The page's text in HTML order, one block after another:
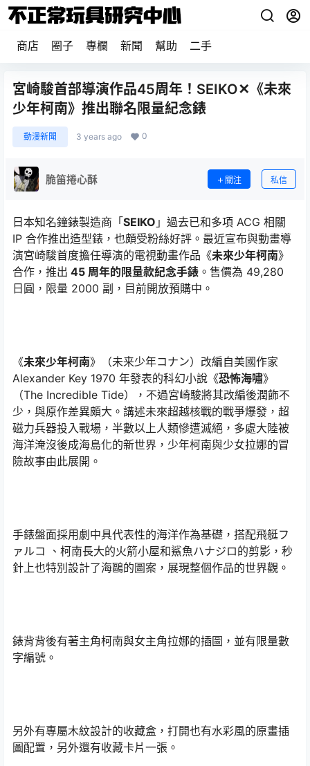
商店 圈子 專欄 新聞 幫助 二手
宮崎駿首部導演作品45周年！SEIKO✕《未來
少年柯南》推出聯名限量紀念錶
動漫新聞 3 years ago 0
脆笛捲心酥 關注 私信
日本知名鐘錶製造商「SEIKO 」過去已和多項 ACG 相關
IP 合作推出造型錶，也頗受粉絲好評。最近宣布與動畫導
演宮崎駿首度擔任導演的電視動畫作品《未來少年柯南》
合作，推出 45 周年的限量款紀念手錶 。售價為 49,280
日圓，限量 2000 副，目前開放預購中。
《未來少年柯南》（未来少年コナン）改編自美國作家
Alexander Key 1970 年發表的科幻小說《恐怖海嘯》
（The Incredible Tide），不過宮崎駿將其改編後潤飾不
少，與原作差異頗大。講述未來超越核戰的戰爭爆發，超
磁力兵器投入戰場，半數以上人類慘遭滅絕，多處大陸被
海洋淹沒後成海島化的新世界，少年柯南與少女拉娜的冒
險故事由此展開。
手錶盤面採用劇中具代表性的海洋作為基礎，搭配飛艇フ
ァルコ 、柯南長大的火箭小屋和鯊魚ハナジロ的剪影，秒
針上也特別設計了海鷗的圖案，展現整個作品的世界觀。
錶背背後有著主角柯南與女主角拉娜的插圖，並有限量數
字編號。
另外有專屬木紋設計的收藏盒，打開也有水彩風的原畫插
圖配置，另外還有收藏卡片一張。